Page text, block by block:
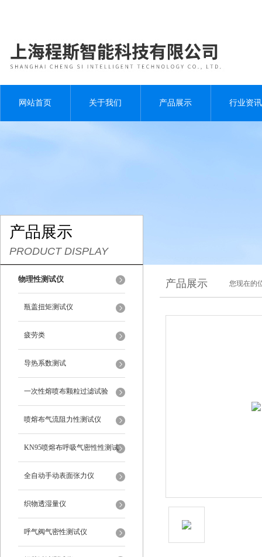
网站首页 关于我们 产品展示 行业资讯
产品展示
PRODUCT DISPLAY
物理性测试仪
瓶盖扭矩测试仪
疲劳类
导热系数测试
一次性熔喷布颗粒过滤试验
喷熔布气流阻力性测试仪
KN95喷熔布呼吸气密性性测试
仪
全自动手动表面张力仪
织物透湿量仪
呼气阀气密性测试仪
产品展示 您现在的